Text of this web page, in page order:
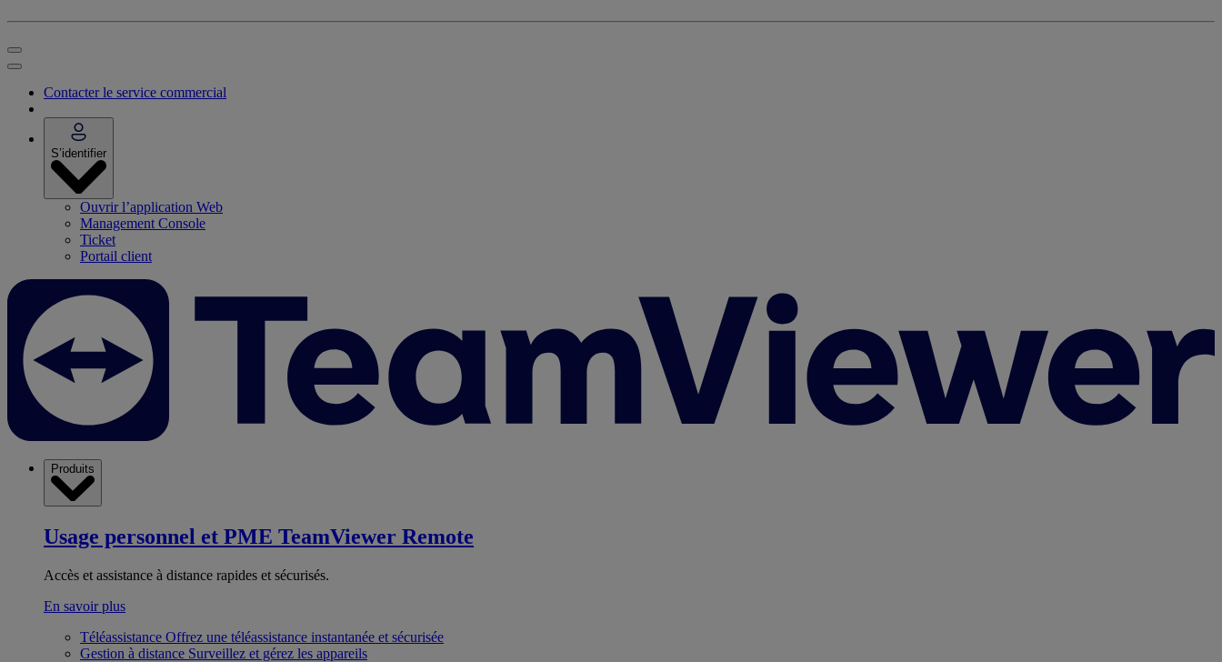
Contacter le service commercial
S’identifier
Ouvrir l’application Web
Management Console
Ticket
Portail client
Produits
Usage personnel et PME TeamViewer Remote
Accès et assistance à distance rapides et sécurisés.
En savoir plus
Téléassistance Offrez une téléassistance instantanée et sécurisée
Gestion à distance Surveillez et gérez les appareils